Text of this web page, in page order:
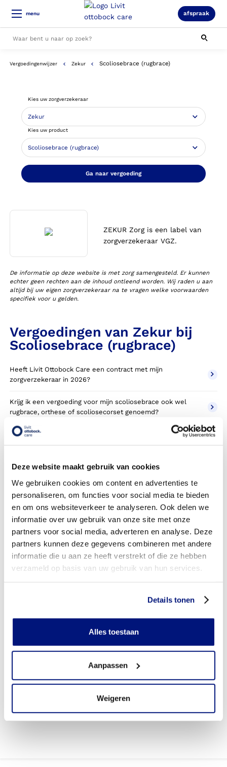
Deze website maakt gebruik van cookies
We gebruiken cookies om content en advertenties te
personaliseren, om functies voor social media te bieden
en om ons websiteverkeer te analyseren. Ook delen we
informatie over uw gebruik van onze site met onze
partners voor social media, adverteren en analyse. Deze
partners kunnen deze gegevens combineren met andere
informatie die u aan ze heeft verstrekt of die ze hebben
verzameld op basis van uw gebruik van hun services.
Details tonen
Alles toestaan
Aanpassen
Weigeren
menu afspraak
Alle resultaten
Vergoedingenwijzer Zekur Scoliosebrace (rugbrace)
Kies uw zorgverzekeraar
Kies uw product
Ga naar vergoeding
ZEKUR Zorg is een label van
zorgverzekeraar VGZ.
De informatie op deze website is met zorg samengesteld. Er kunnen
echter geen rechten aan de inhoud ontleend worden. Wij raden u aan
altijd bij uw eigen zorgverzekeraar na te vragen welke voorwaarden
specifiek voor u gelden.
Vergoedingen van Zekur bij
Scoliosebrace (rugbrace)
Heeft Livit Ottobock Care een contract met mijn
zorgverzekeraar in 2026?
Krijg ik een vergoeding voor mijn scoliosebrace ook wel
rugbrace, orthese of scoliosecorset genoemd?
Wanneer komt mijn scoliosebrace NIET in aanmerking voor
vergoeding via mijn zorgverzekeraar?
Wordt mijn scoliosebrace vergoed uit de basisverzekering?
Wordt mijn scoliosebrace vergoed vanuit een aanvullende
verzekering?
Is de scoliosebrace individueel vervaardigd of verkrijgbaar
in confectie standaard uitvoeringen?
Is de scoliosebrace mijn eigendom?
Heb ik voor het laten aanmeten van een scoliosebrace
Kan ik een reserve scoliosebrace vergoed krijgen?
Wat valt er binnen de vergoeding van een scoliosebrace?
Betaal ik een eigen risico voor de scoliosebrace?